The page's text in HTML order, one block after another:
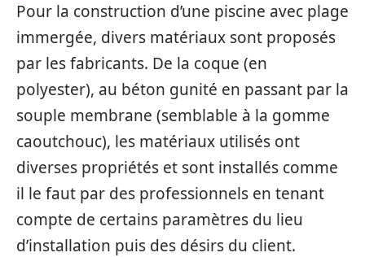
Pour la construction d’une piscine avec plage
immergée, divers matériaux sont proposés
par les fabricants. De la coque (en
polyester), au béton gunité en passant par la
souple membrane (semblable à la gomme
caoutchouc), les matériaux utilisés ont
diverses propriétés et sont installés comme
il le faut par des professionnels en tenant
compte de certains paramètres du lieu
d’installation puis des désirs du client.